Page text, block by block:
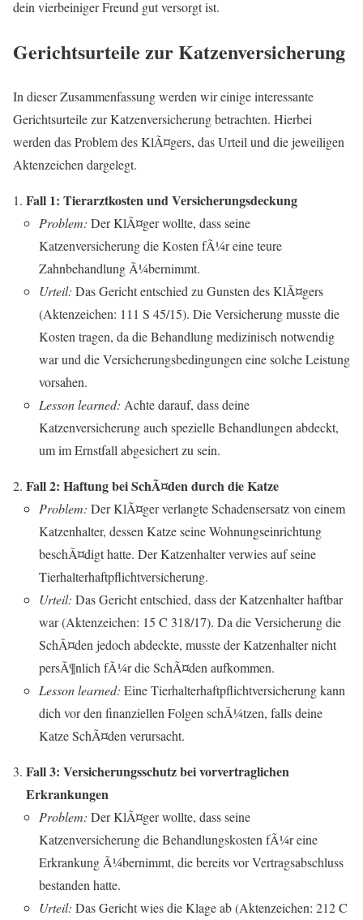
dein vierbeiniger Freund gut versorgt ist.
Gerichtsurteile zur Katzenversicherung
In dieser Zusammenfassung werden wir einige interessante
Gerichtsurteile zur Katzenversicherung betrachten. Hierbei
werden das Problem des KlÃ¤gers, das Urteil und die jeweiligen
Aktenzeichen dargelegt.
Fall 1: Tierarztkosten und Versicherungsdeckung
Problem: Der KlÃ¤ger wollte, dass seine
Katzenversicherung die Kosten fÃ¼r eine teure
Zahnbehandlung Ã¼bernimmt.
Urteil: Das Gericht entschied zu Gunsten des KlÃ¤gers
(Aktenzeichen: 111 S 45/15). Die Versicherung musste die
Kosten tragen, da die Behandlung medizinisch notwendig
war und die Versicherungsbedingungen eine solche Leistung
vorsahen.
Lesson learned: Achte darauf, dass deine
Katzenversicherung auch spezielle Behandlungen abdeckt,
um im Ernstfall abgesichert zu sein.
Fall 2: Haftung bei SchÃ¤den durch die Katze
Problem: Der KlÃ¤ger verlangte Schadensersatz von einem
Katzenhalter, dessen Katze seine Wohnungseinrichtung
beschÃ¤digt hatte. Der Katzenhalter verwies auf seine
Tierhalterhaftpflichtversicherung.
Urteil: Das Gericht entschied, dass der Katzenhalter haftbar
war (Aktenzeichen: 15 C 318/17). Da die Versicherung die
SchÃ¤den jedoch abdeckte, musste der Katzenhalter nicht
persÃ¶nlich fÃ¼r die SchÃ¤den aufkommen.
Lesson learned: Eine Tierhalterhaftpflichtversicherung kann
dich vor den finanziellen Folgen schÃ¼tzen, falls deine
Katze SchÃ¤den verursacht.
Fall 3: Versicherungsschutz bei vorvertraglichen
Erkrankungen
Problem: Der KlÃ¤ger wollte, dass seine
Katzenversicherung die Behandlungskosten fÃ¼r eine
Erkrankung Ã¼bernimmt, die bereits vor Vertragsabschluss
bestanden hatte.
Urteil: Das Gericht wies die Klage ab (Aktenzeichen: 212 C